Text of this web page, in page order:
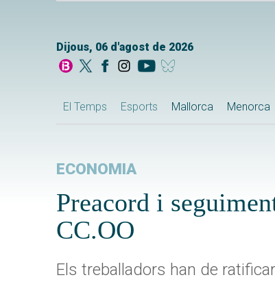
Dijous, 06 d'agost de 2026
El Temps Esports Mallorca Menorca
ECONOMIA
Preacord i
CC.OO
Els treballadors han de